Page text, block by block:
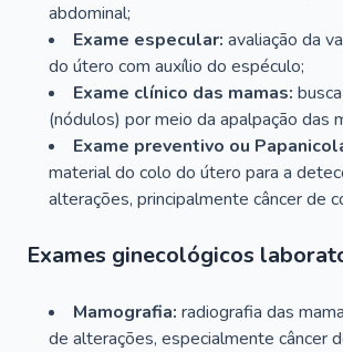
abdominal;
Exame especular: avaliação da
do útero com auxílio do espéculo;
Exame clínico das mamas:
(nódulos) por meio da apalpação das
Exame preventivo ou
material do colo do útero para a
alterações, principalmente câncer de
Exames ginecológicos
Mamografia: radiografia das
de alterações, especialmente câncer